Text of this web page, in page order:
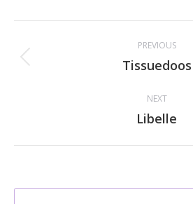
navigation
PREVIOUS
Tissuedoos
NEXT
Next
Libelle